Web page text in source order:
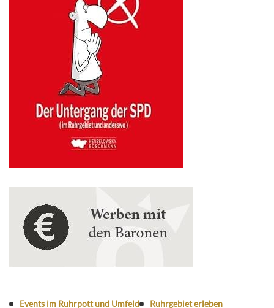
Events im Ruhrpott und Umfeld Ruhrgebiet erleben